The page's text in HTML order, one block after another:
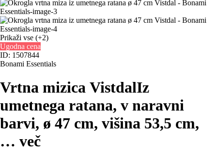
Prikaži vse (+2)
Ugodna cena
ID: 1507844
Bonami Essentials
Vrtna mizica VistdalIz
umetnega ratana, v naravni
barvi, ø 47 cm, višina 53,5 cm,
… več